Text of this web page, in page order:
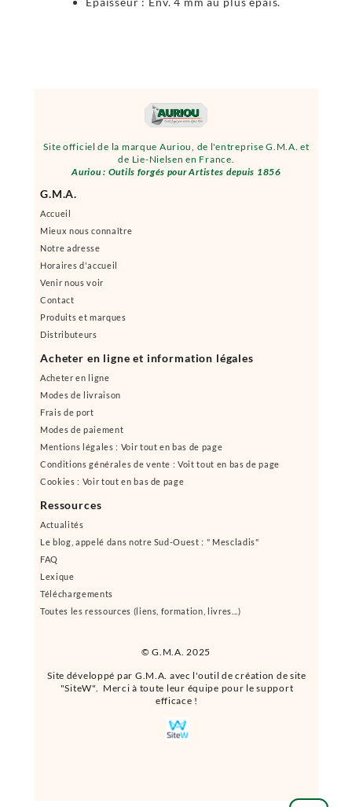
© G.M.A. 2025
Site officiel de la marque Auriou, de l'entreprise G.M.A. et
de Lie-Nielsen en France.
Auriou : Outils forgés pour Artistes depuis 1856
Site développé par G.M.A. avec l'outil de création de site
"SiteW". Merci à toute leur équipe pour le support
efficace !
G.M.A.
Accueil
Mieux nous connaître
Notre adresse
Horaires d'accueil
Venir nous voir
Contact
Produits et marques
Distributeurs
Acheter en ligne et information légales
Acheter en ligne
Modes de livraison
Frais de port
Modes de paiement
Mentions légales : Voir tout en bas de page
Conditions générales de vente : Voit tout en bas de page
Cookies : Voir tout en bas de page
Ressources
Actualités
Le blog, appelé dans notre Sud-Ouest : " Mescladis"
FAQ
Lexique
Téléchargements
Toutes les ressources (liens, formation, livres...)